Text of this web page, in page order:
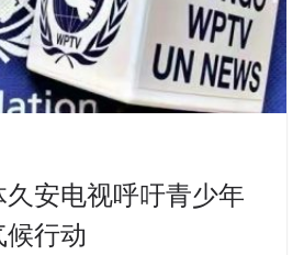
安电视呼吁青少年
行动